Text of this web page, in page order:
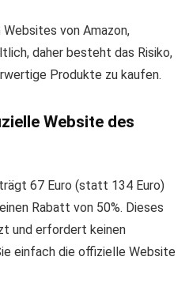
von Amazon,
daher besteht das Risiko,
Produkte zu kaufen.
Website des
67 Euro (statt 134 Euro)
Rabatt von 50%. Dieses
und erfordert keinen
einfach die offizielle Website